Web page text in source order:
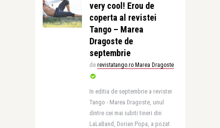
very cool! Erou de
coperta al revistei
Tango – Marea
Dragoste de
septembrie
de revistatango.ro Marea Dragoste
In editia de septembrie a revistei
Tango - Marea Dragoste, unul
dintre cei mai iubiti tineri din
LaLaBand, Dorian Popa, a pozat